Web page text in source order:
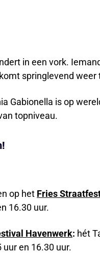
in een vork.
springlevend weer
Gabionella is op
topniveau.
op het Fries
16.30 uur.
Havenwerk: hét
uur en 16.30 uur.